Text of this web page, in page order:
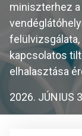
miniszterhez a
kapcsolatos
elhalasztása
2026. JÚNIUS